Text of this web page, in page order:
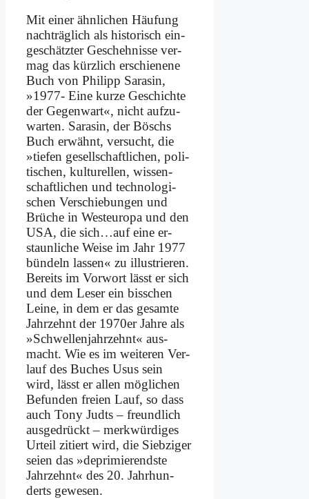
Mit ei­ner ähn­li­chen Häu­fung
nach­träg­lich als hi­sto­risch ein­
ge­schätz­ter Ge­scheh­nis­se ver­
mag das kürz­lich er­schie­ne­ne
Buch von Phil­ipp Sa­ra­sin,
»1977- Ei­ne kur­ze Ge­schich­te
der Ge­gen­wart«, nicht auf­zu­
war­ten. Sa­ra­sin, der Böschs
Buch er­wähnt, ver­sucht, die
»tie­fen ge­sell­schaft­li­chen, po­li­
ti­schen, kul­tu­rel­len, wis­sen­
schaft­li­chen und tech­no­lo­gi­
schen Ver­schie­bun­gen und
Brü­che in West­eu­ro­pa und den
USA, die sich…auf ei­ne er­
staun­li­che Wei­se im Jahr 1977
bün­deln las­sen« zu il­lu­strie­ren.
Be­reits im Vor­wort lässt er sich
und dem Le­ser ein biss­chen
Lei­ne, in dem er das ge­sam­te
Jahr­zehnt der 1970er Jah­re als
»Schwel­len­jahr­zehnt« aus­
macht. Wie es im wei­te­ren Ver­
lauf des Bu­ches Usus sein
wird, lässt er al­len mög­li­chen
Be­fun­den frei­en Lauf, so dass
auch To­ny Judts – freund­lich
aus­ge­drückt – merk­wür­di­ges
Ur­teil zi­tiert wird, die Sieb­zi­ger
sei­en das »de­pri­mie­rend­ste
Jahr­zehnt« des 20. Jahr­hun­
derts ge­we­sen.